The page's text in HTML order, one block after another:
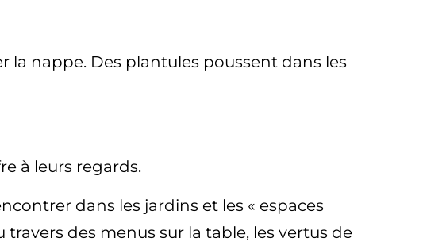
la nappe. Des plantules poussent dans les
à leurs regards.
dans les jardins et les « espaces
travers des menus sur la table, les vertus de